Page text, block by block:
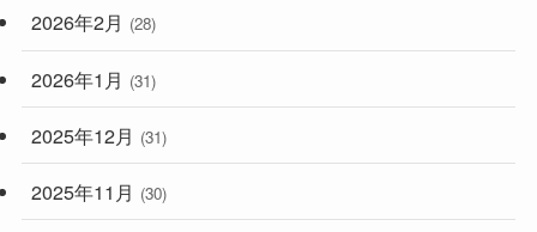
2026年2月 (28)
2026年1月 (31)
2025年12月 (31)
2025年11月 (30)